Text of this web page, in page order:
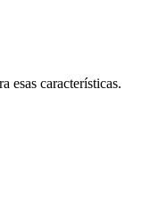
esas características.